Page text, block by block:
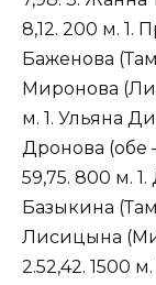
8,12. 200 м. 1.
Баженова
Миронова
м. 1. Ульяна
Дронова (обе
59,75. 800 м.
Базыкина
Лисицына
2.52,42. 1500